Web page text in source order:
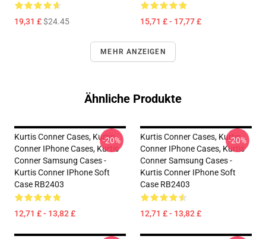
19,31 £$24.45 15,71 £ - 17,77 £
MEHR ANZEIGEN
Ähnliche Produkte
Kurtis Conner Cases, Kurtis
Conner IPhone Cases, Kurtis
Conner Samsung Cases -
Kurtis Conner IPhone Soft
Case RB2403
12,71 £ - 13,82 £
-20%
Kurtis Conner Cases, Kurtis
Conner IPhone Cases, Kurtis
Conner Samsung Cases -
Kurtis Conner IPhone Soft
Case RB2403
12,71 £ - 13,82 £
-20%